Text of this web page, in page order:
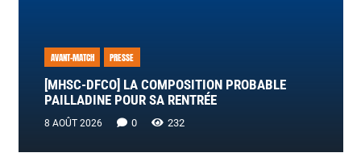
AVANT-MATCH PRESSE
[MHSC-DFCO] LA COMPOSITION PROBABLE
PAILLADINE POUR SA RENTRÉE
8 AOÛT 2026 0 232